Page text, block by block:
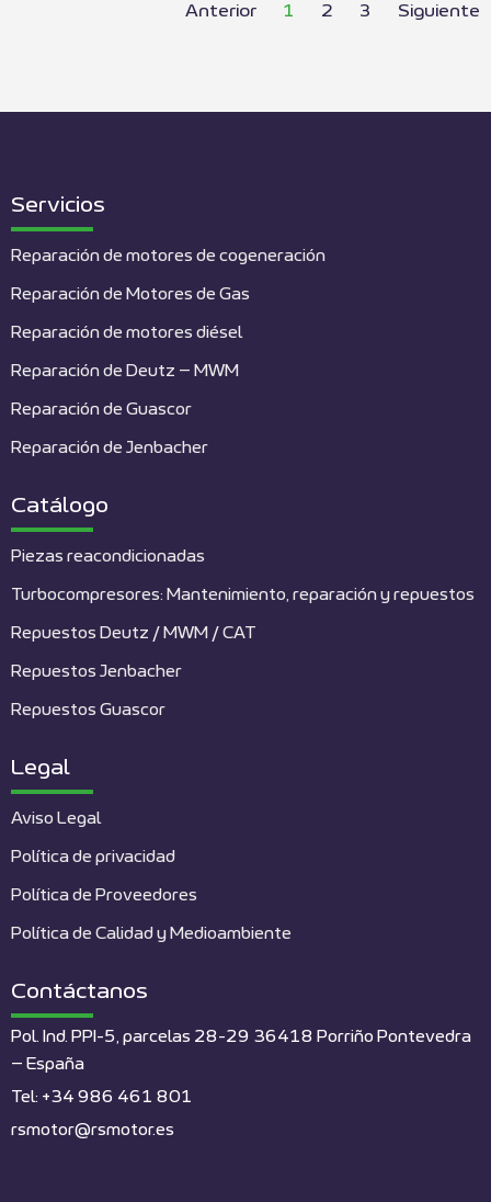
Anterior 1 2 3 Siguiente
Servicios
Reparación de motores de cogeneración
Reparación de Motores de Gas
Reparación de motores diésel
Reparación de Deutz – MWM
Reparación de Guascor
Reparación de Jenbacher
Catálogo
Piezas reacondicionadas
Turbocompresores: Mantenimiento, reparación y repuestos
Repuestos Deutz / MWM / CAT
Repuestos Jenbacher
Repuestos Guascor
Legal
Aviso Legal
Política de privacidad
Política de Proveedores
Política de Calidad y Medioambiente
Contáctanos
Pol. Ind. PPI-5, parcelas 28-29 36418 Porriño Pontevedra
– España
Tel: +34 986 461 801
rsmotor@rsmotor.es